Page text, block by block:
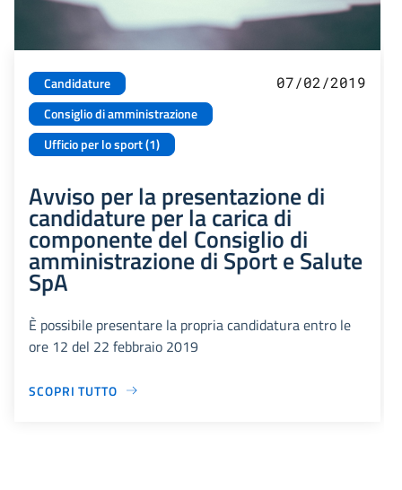
Candidature
Consiglio di amministrazione
Ufficio per lo sport (1)
07/02/2019
Avviso per la presentazione di
candidature per la carica di
componente del Consiglio di
amministrazione di Sport e Salute
SpA
È possibile presentare la propria candidatura entro le
ore 12 del 22 febbraio 2019
SCOPRI TUTTO